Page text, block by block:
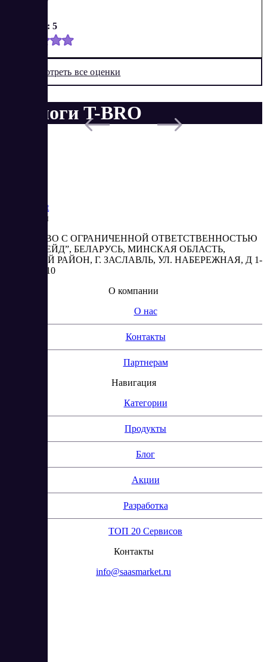
Оценка: 5
Посмотреть все оценки
Аналоги T-BRO
Market
Реквизиты
ОБЩЕСТВО С ОГРАНИЧЕННОЙ ОТВЕТСТВЕННОСТЬЮ
“АБЕСТРЕЙД”, БЕЛАРУСЬ, МИНСКАЯ ОБЛАСТЬ,
МИНСКИЙ РАЙОН, Г. ЗАСЛАВЛЬ, УЛ. НАБЕРЕЖНАЯ, Д 1-
2, КОМ. 310
О компании
О нас
Контакты
Партнерам
Навигация
Категории
Продукты
Блог
Акции
Разработка
ТОП 20 Сервисов
Контакты
info@saasmarket.ru